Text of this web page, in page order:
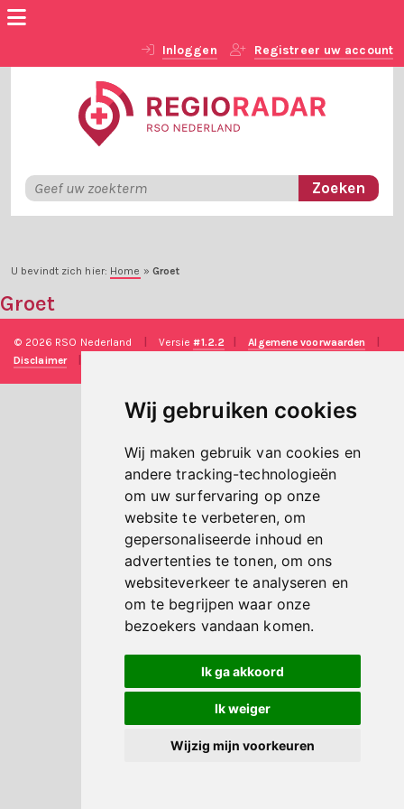
Wij gebruiken cookies
Wij maken gebruik van cookies en
andere tracking-technologieën
om uw surfervaring op onze
website te verbeteren, om
gepersonaliseerde inhoud en
advertenties te tonen, om ons
websiteverkeer te analyseren en
om te begrijpen waar onze
bezoekers vandaan komen.
Ik ga akkoord
Ik weiger
Wijzig mijn voorkeuren
Inloggen Registreer uw account
U bevindt zich hier: Home » Groet
Groet
© 2026 RSO Nederland Versie#1.2.2 Algemene voorwaarden
Disclaimer